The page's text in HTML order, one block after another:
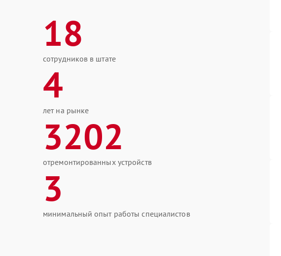
18
сотрудников в штате
4
лет на рынке
3202
отремонтированных устройств
3
минимальный опыт работы специалистов